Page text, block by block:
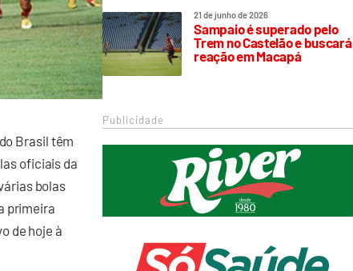
Brasil têm
oficiais da
bolas
primeira
de hoje à
21 de junho de 2026
Sampaio é superado pelo
Trem no Castelão e buscará
reação em Macapá
Publicidade